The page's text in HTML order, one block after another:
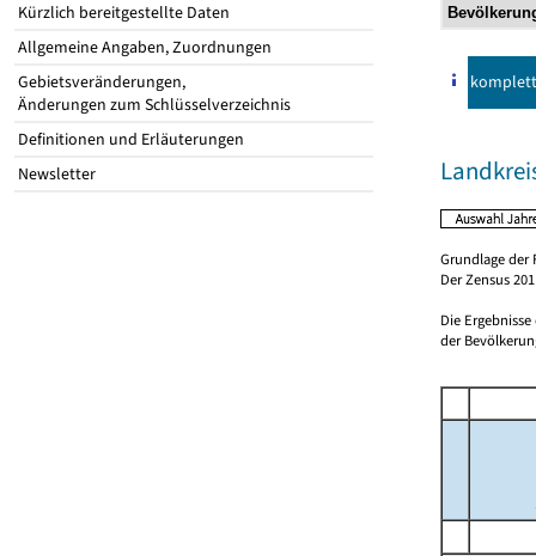
Kürzlich bereitgestellte Daten
Allgemeine Angaben, Zuordnungen
Gebietsveränderungen,
Änderungen zum Schlüsselverzeichnis
Definitionen und Erläuterungen
Newsletter
komplett
Grundlage der
Der Zensus
Die
der